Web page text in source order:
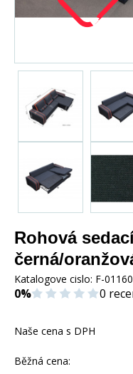
Rohová
černá/
Katalogove cislo: F-
0% 0
Naše cena s DPH
Běžná cena: